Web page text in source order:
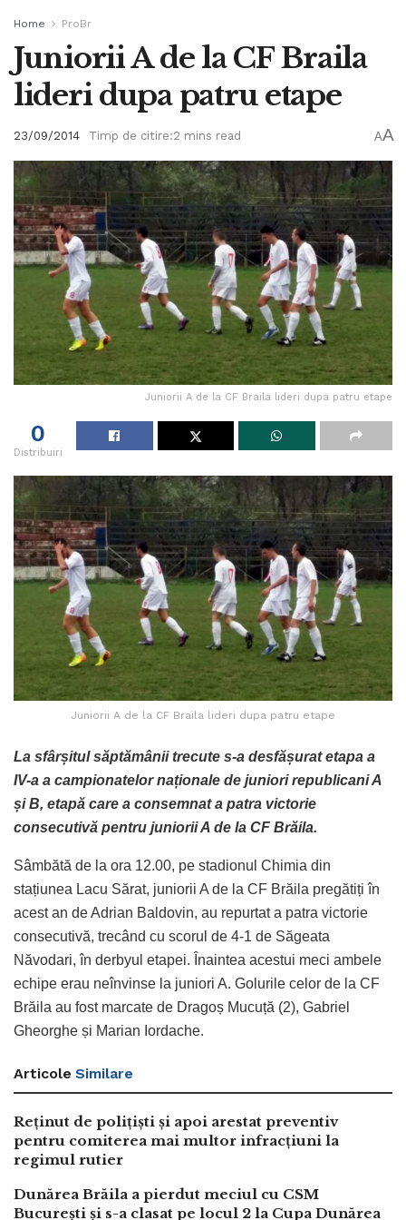
Home ProBr
Juniorii A de la CF Braila
lideri dupa patru etape
23/09/2014 Timp de citire:2 mins read AA
Juniorii A de la CF Braila lideri dupa patru etape
0
Distribuiri
Juniorii A de la CF Braila lideri dupa patru etape
La sfârșitul săptămânii trecute s-a desfășurat etapa a
IV-a a campionatelor naționale de juniori republicani A
și B, etapă care a consemnat a patra victorie
consecutivă pentru juniorii A de la CF Brăila.
Sâmbătă de la ora 12.00, pe stadionul Chimia din
stațiunea Lacu Sărat, juniorii A de la CF Brăila pregătiți în
acest an de Adrian Baldovin, au repurtat a patra victorie
consecutivă, trecând cu scorul de 4-1 de Săgeata
Năvodari, în derbyul etapei. Înaintea acestui meci ambele
echipe erau neînvinse la juniori A. Golurile celor de la CF
Brăila au fost marcate de Dragoș Mucuță (2), Gabriel
Gheorghe și Marian Iordache.
Articole Similare
Reținut de polițiști și apoi arestat preventiv
pentru comiterea mai multor infracțiuni la
regimul rutier
Dunărea Brăila a pierdut meciul cu CSM
București și s-a clasat pe locul 2 la Cupa Dunărea